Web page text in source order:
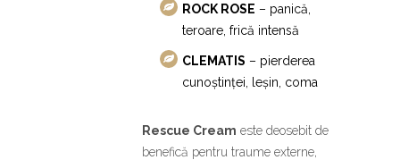
ROCK ROSE – panică,
teroare, frică intensă
CLEMATIS – pierderea
cunoștinței, leșin, coma
Rescue Cream este deosebit de
benefică pentru traume externe,